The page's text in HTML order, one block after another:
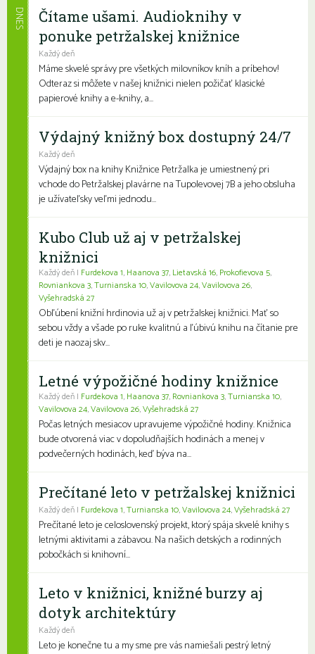
Čítame ušami. Audioknihy v
ponuke petržalskej knižnice
Každý deň
Máme skvelé správy pre všetkých milovníkov kníh a príbehov!
Odteraz si môžete v našej knižnici nielen požičať klasické
papierové knihy a e-knihy, a...
DNES
Výdajný knižný box dostupný 24/7
Každý deň
Výdajný box na knihy Knižnice Petržalka je umiestnený pri
vchode do Petržalskej plavárne na Tupolevovej 7B a jeho obsluha
je užívateľsky veľmi jednodu...
Kubo Club už aj v petržalskej
knižnici
Každý deň | Furdekova 1, Haanova 37, Lietavská 16, Prokofievova 5,
Rovniankova 3,Turnianska 10,Vavilovova 24,Vavilovova 26,
Vyšehradská 27
Obľúbení knižní hrdinovia už aj v petržalskej knižnici. Mať so
sebou vždy a všade po ruke kvalitnú a ľúbivú knihu na čítanie pre
deti je naozaj skv...
Letné výpožičné hodiny knižnice
Každý deň | Furdekova 1, Haanova 37, Rovniankova 3,Turnianska 10,
Vavilovova 24,Vavilovova 26,Vyšehradská 27
Počas letných mesiacov upravujeme výpožičné hodiny. Knižnica
bude otvorená viac v dopoludňajších hodinách a menej v
podvečerných hodinách, keď býva na...
Prečítané leto v petržalskej knižnici
Každý deň | Furdekova 1,Turnianska 10,Vavilovova 24,Vyšehradská 27
Prečítané leto je celoslovenský projekt, ktorý spája skvelé knihy s
letnými aktivitami a zábavou. Na našich detských a rodinných
pobočkách si knihovní...
Leto v knižnici, knižné burzy aj
dotyk architektúry
Každý deň
Leto je konečne tu a my sme pre vás namiešali pestrý letný